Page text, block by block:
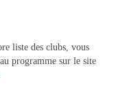
liste des clubs, vous
programme sur le site